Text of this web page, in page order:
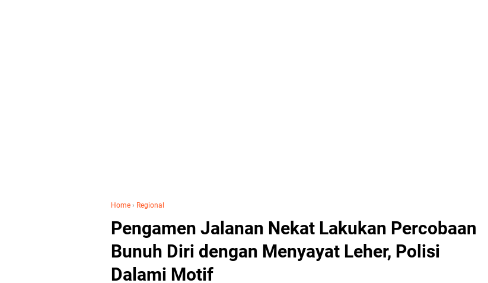
Home › Regional
Pengamen Jalanan Nekat Lakukan Percobaan
Bunuh Diri dengan Menyayat Leher, Polisi
Dalami Motif